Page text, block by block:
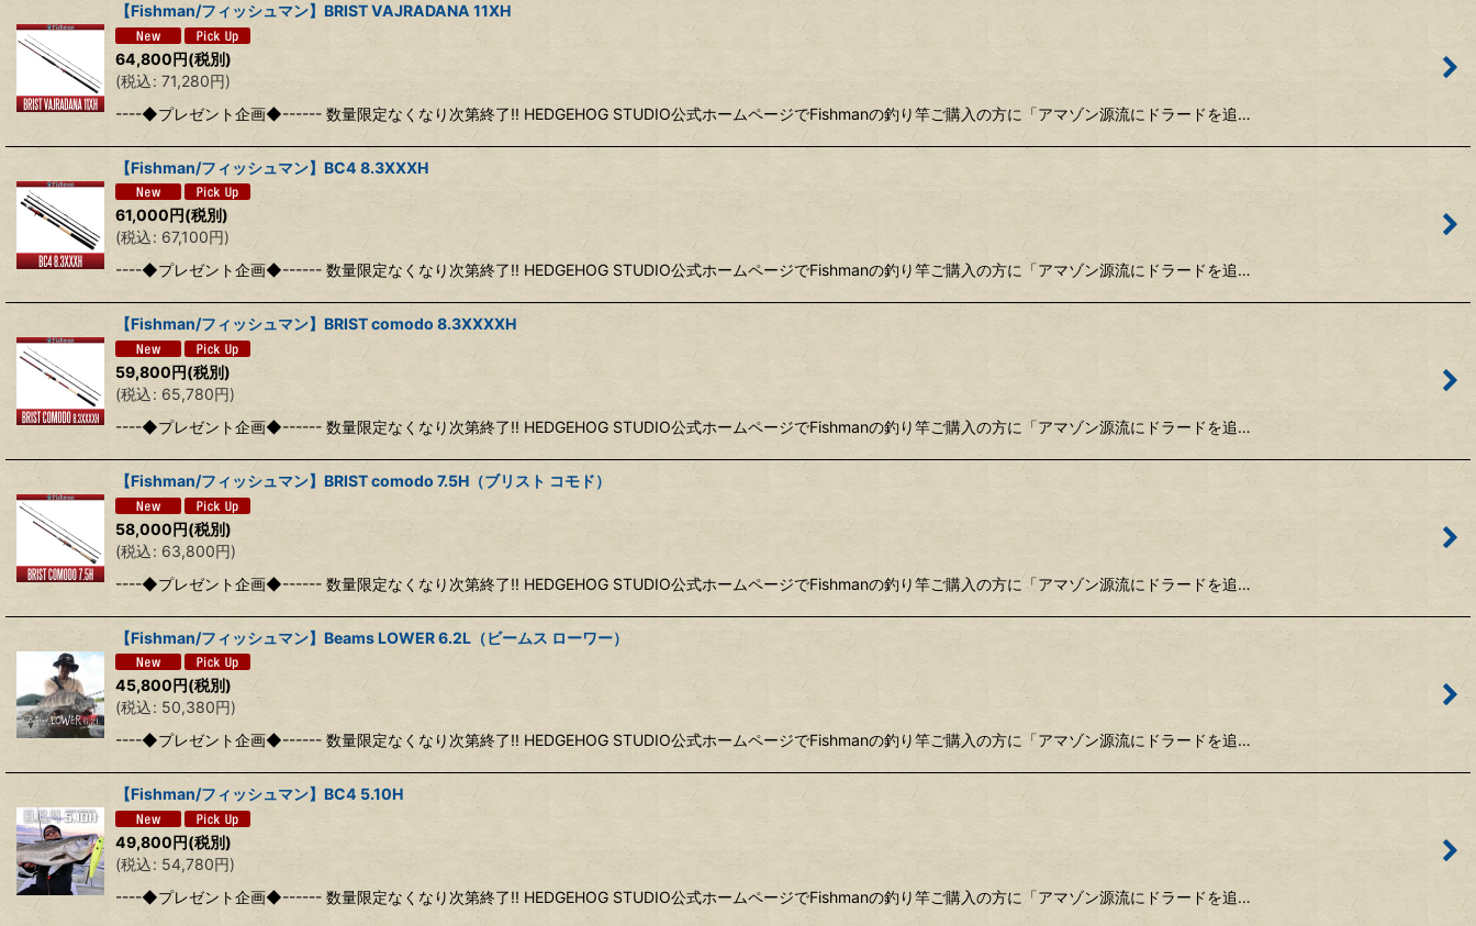
【Fishman/フィッシュマン】BRIST VAJRADANA 11XH
64,800円(税別)
(税込: 71,280円)
----◆プレゼント企画◆------ 数量限定なくなり次第終了!! HEDGEHOG STUDIO公式ホームページでFishmanの釣り竿ご購入の方に「アマゾン源流にドラードを追…
【Fishman/フィッシュマン】BC4 8.3XXXH
61,000円(税別)
(税込: 67,100円)
----◆プレゼント企画◆------ 数量限定なくなり次第終了!! HEDGEHOG STUDIO公式ホームページでFishmanの釣り竿ご購入の方に「アマゾン源流にドラードを追…
【Fishman/フィッシュマン】BRIST comodo 8.3XXXXH
59,800円(税別)
(税込: 65,780円)
----◆プレゼント企画◆------ 数量限定なくなり次第終了!! HEDGEHOG STUDIO公式ホームページでFishmanの釣り竿ご購入の方に「アマゾン源流にドラードを追…
【Fishman/フィッシュマン】BRIST comodo 7.5H（ブリスト コモド）
58,000円(税別)
(税込: 63,800円)
----◆プレゼント企画◆------ 数量限定なくなり次第終了!! HEDGEHOG STUDIO公式ホームページでFishmanの釣り竿ご購入の方に「アマゾン源流にドラードを追…
【Fishman/フィッシュマン】Beams LOWER 6.2L（ビームス ローワー）
45,800円(税別)
(税込: 50,380円)
----◆プレゼント企画◆------ 数量限定なくなり次第終了!! HEDGEHOG STUDIO公式ホームページでFishmanの釣り竿ご購入の方に「アマゾン源流にドラードを追…
【Fishman/フィッシュマン】BC4 5.10H
49,800円(税別)
(税込: 54,780円)
----◆プレゼント企画◆------ 数量限定なくなり次第終了!! HEDGEHOG STUDIO公式ホームページでFishmanの釣り竿ご購入の方に「アマゾン源流にドラードを追…